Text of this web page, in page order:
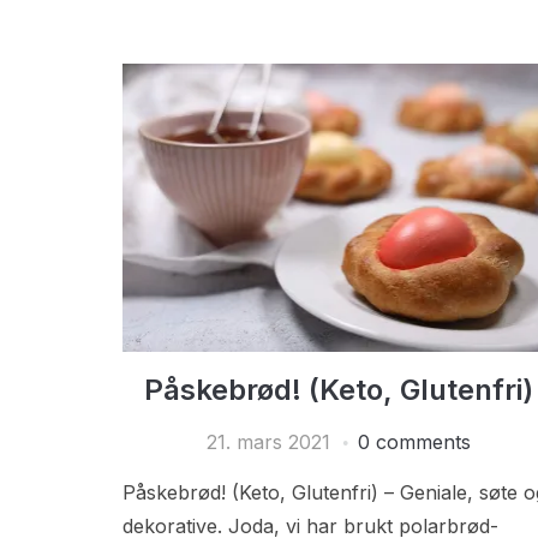
Påskebrød! (Keto, Glutenfri)
21. mars 2021 0 comments
Påskebrød! (Keto, Glutenfri) – Geniale, søte
dekorative. Joda, vi har brukt polarbrød-